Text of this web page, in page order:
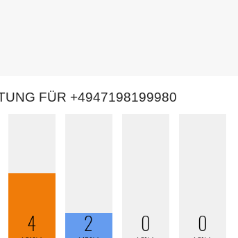
FÜR +4947198199980